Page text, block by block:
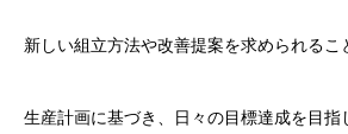
新しい組立方法や改善提案を求められるこ
生産計画に基づき、日々の目標達成を目指